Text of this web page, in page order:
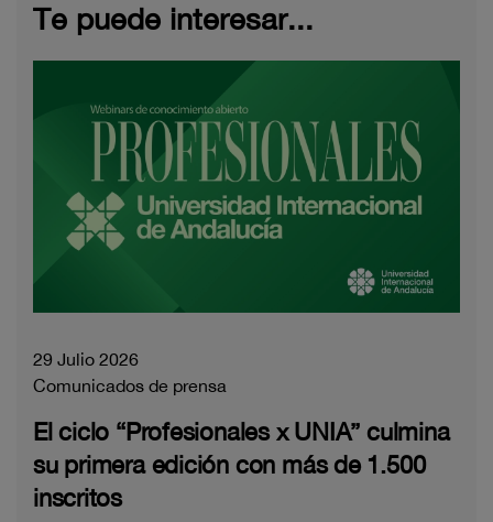
Te puede interesar...
29 Julio 2026
Comunicados de prensa
El ciclo “Profesionales x UNIA” culmina
su primera edición con más de 1.500
inscritos